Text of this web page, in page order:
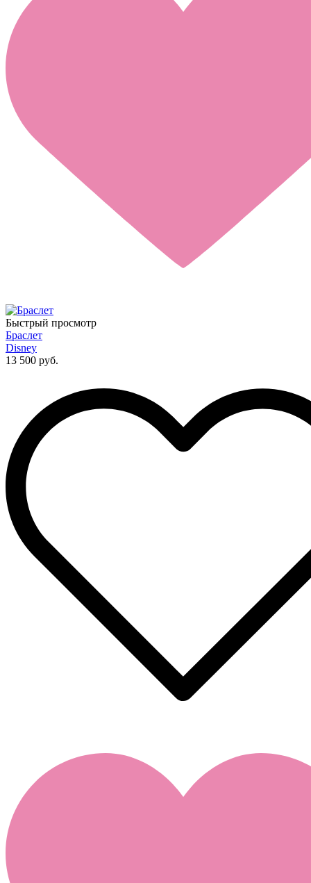
Быстрый просмотр
Браслет
Disney
13 500 руб.